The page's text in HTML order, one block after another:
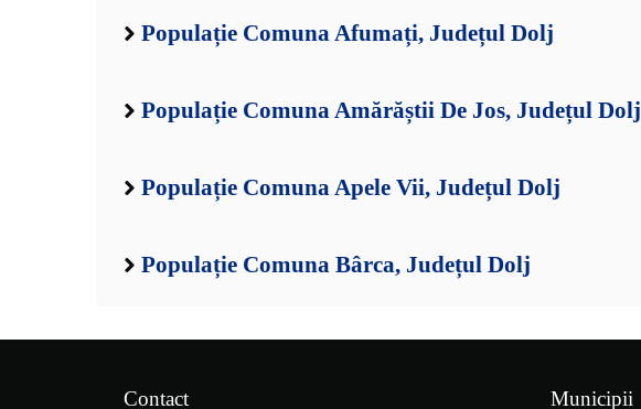
Populație Comuna Afumați, Județul Dolj
Populație Comuna Amărăștii De Jos, Județul Dolj
Populație Comuna Apele Vii, Județul Dolj
Populație Comuna Bârca, Județul Dolj
Contact Municipii